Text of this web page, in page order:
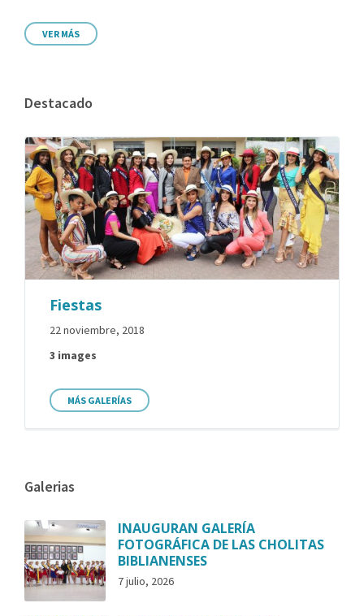
VER MÁS
Destacado
Fiestas
22 noviembre, 2018
3 images
MÁS GALERÍAS
Galerias
INAUGURAN GALERÍA
FOTOGRÁFICA DE LAS CHOLITAS
BIBLIANENSES
7 julio, 2026